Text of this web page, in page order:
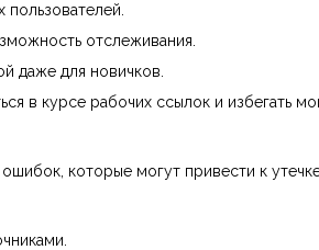
отслеживания.
даже для новичков.
в курсе рабочих ссылок и избегать
которые могут привести к